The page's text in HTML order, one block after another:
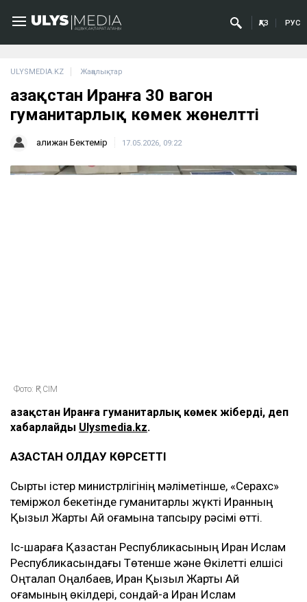
ҚАЗ РУС
ULYSMEDIA.KZ Жаңалықтар
Қазақстан Иранға 30 вагон
гуманитарлық көмек жөнелтті
Қалижан Бектемір 17.05.2026, 09:22
Фото: ҚР СІМ
Қазақстан Иранға гуманитарлық көмек жіберді, деп
хабарлайды Ulysmedia.kz.
ҚАЗАҚСТАН ҚОЛДАУ КӨРСЕТТІ
Сыртқы істер министрлігінің мәліметінше, «Серахс»
теміржол бекетінде гуманитарлық жүкті Иранның
Қызыл Жарты Ай қоғамына тапсыру рәсімі өтті.
Іс-шараға Қазақстан Республикасының Иран Ислам
Республикасындағы Төтенше және Өкілетті елшісі
Оңталап Оңалбаев, Иран Қызыл Жарты Ай
қоғамының өкілдері, сондай-ақ Иран Ислам